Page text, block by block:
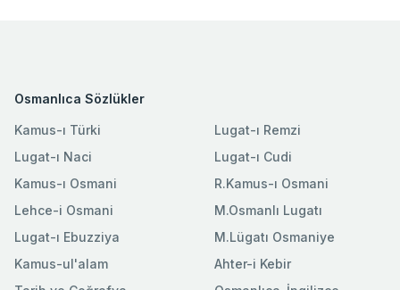
Osmanlıca Sözlükler
Kamus-ı Türki
Lugat-ı Naci
Kamus-ı Osmani
Lehce-i Osmani
Lugat-ı Ebuzziya
Lugat-ı Remzi
Lugat-ı Cudi
R.Kamus-ı Osmani
M.Osmanlı Lugatı
M.Lügatı Osmaniye
Kamus-ul'alam
Ahter-i Kebir